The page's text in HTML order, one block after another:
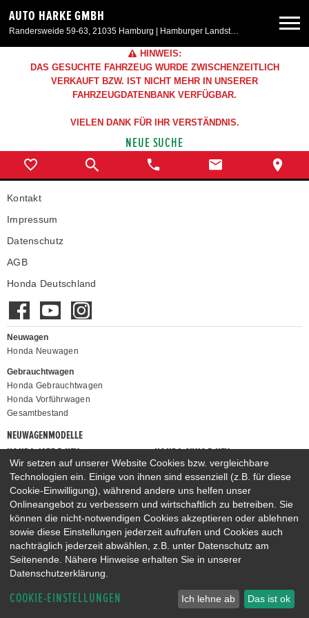
AUTO HARKE GMBH
Randersweide 59-63, 21035 Hamburg | Hamburger Landstr. 50, 21357 Bardowick
Neuwagen
Aktionen & Angebote
Service & Zubehör
Unser Autohaus
HINWEIS:
DAS GESUCHTE FAHRZEUG WURDE ZWISCHENZEITLICH
VERKAUFT BZW. IST NICHT MEHR IN UNSERER
FAHRZEUGDATENBANK VERFÜGBAR.
VIELEN DANK FÜR IHR VERSTÄNDNIS.
NEUE SUCHE
Kontakt
Impressum
Datenschutz
AGB
Honda Deutschland
Neuwagen
Honda Neuwagen
Gebrauchtwagen
Honda Gebrauchtwagen
Honda Vorführwagen
Gesamtbestand
NEUWAGENMODELLE
HONDA JAZZ E:HEV
HONDA CIVIC E:HEV
HONDA PRELUDE E:HEV
HONDA HR-V E:HEV
HONDA ZR-V E:HEV
HONDA CR-V E:HEV & E:PHEV
Wir setzen auf unserer Website Cookies bzw. vergleichbare
Technologien ein. Einige von ihnen sind essenziell (z.B. für diese
Cookie-Einwilligung), während andere uns helfen unser
Onlineangebot zu verbessern und wirtschaftlich zu betreiben. Sie
können die nicht-notwendigen Cookies akzeptieren oder ablehnen
sowie diese Einstellungen jederzeit aufrufen und Cookies auch
nachträglich jederzeit abwählen, z.B. unter Datenschutz am
Seitenende. Nähere Hinweise erhalten Sie in unserer
Datenschutzerklärung.
COOKIE-EINSTELLUNGEN Ich lehne ab Das ist ok